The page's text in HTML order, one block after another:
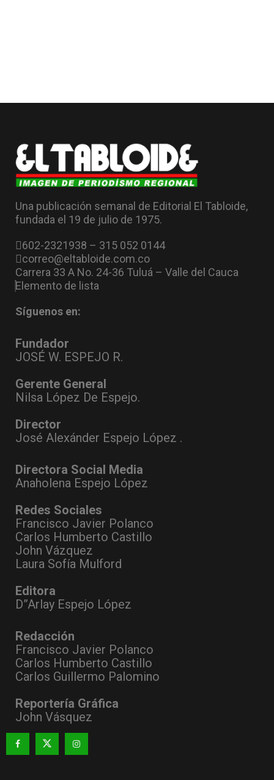
Una publicación semanal de Editorial El Tabloide,
fundada el 19 de julio de 1975.
602-2321938 – 315 052 0144
correo@eltabloide.com.co
Carrera 33 A No. 24-36 Tuluá – Valle del Cauca
Elemento de lista
Síguenos en:
Fundador
JOSÉ W. ESPEJO R.
Gerente General
Nilsa López De Espejo.
Director
José Alexánder Espejo López .
Directora Social Media
Anaholena Espejo López
Redes Sociales
Francisco Javier Polanco
Carlos Humberto Castillo
John Vázquez
Laura Sofía Mulford
Editora
D”Arlay Espejo López
Redacción
Francisco Javier Polanco
Carlos Humberto Castillo
Carlos Guillermo Palomino
Reportería Gráfica
John Vásquez